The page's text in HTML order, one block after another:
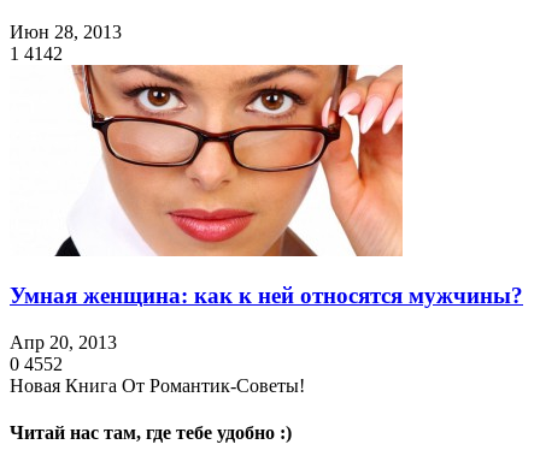
Июн 28, 2013
1 4142
Умная женщина: как к ней относятся мужчины?
Апр 20, 2013
0 4552
Новая Книга От Романтик-Советы!
Читай нас там, где тебе удобно :)